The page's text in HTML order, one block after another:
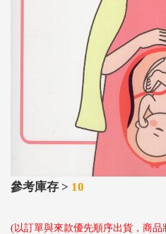
參考庫存 > 10
(以訂單與來款優先順序出貨，商